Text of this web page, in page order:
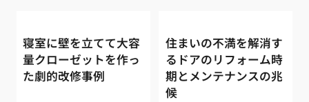
寝室に壁を立てて大容
量クローゼットを作っ
た劇的改修事例
住まいの不満を解消す
るドアのリフォーム時
期とメンテナンスの兆
候